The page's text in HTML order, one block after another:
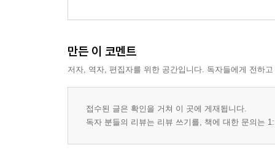
만든 이 코멘트
저자, 역자, 편집자를 위한 공간입니다. 독자들에게 전하
접수된 글은 확인을 거쳐 이 곳에 게재됩니다.
독자 분들의 리뷰는 리뷰 쓰기를, 책에 대한 문의는